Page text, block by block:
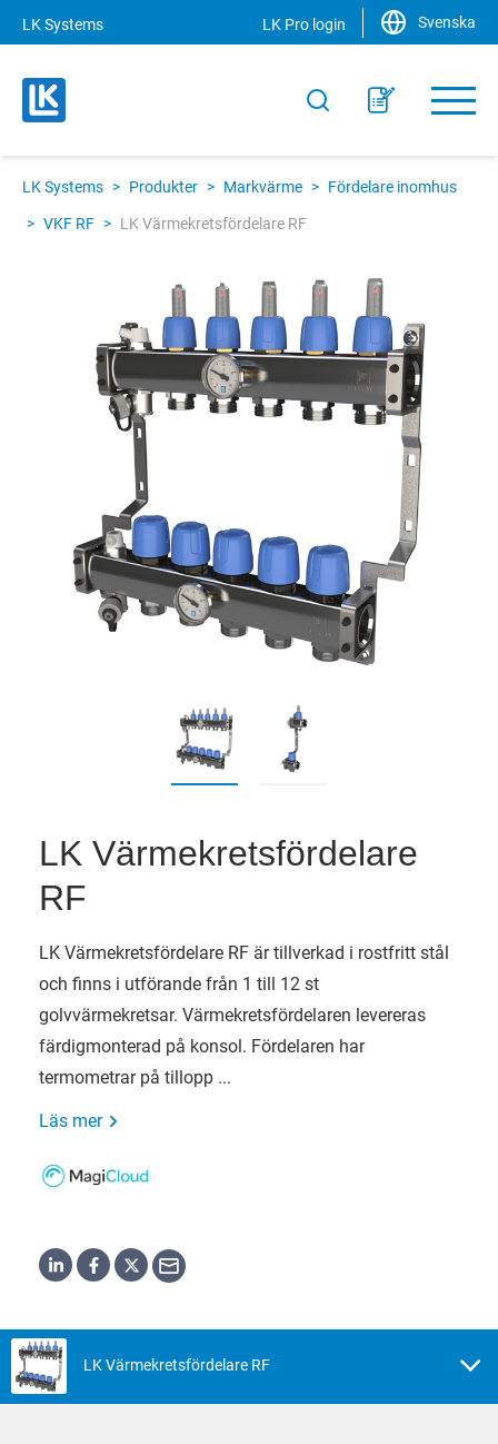
LK Systems LK Pro login Svenska
LK Systems > Produkter > Markvärme > Fördelare inomhus
> VKF RF > LK Värmekretsfördelare RF
LK Värmekretsfördelare
RF
LK Värmekretsfördelare RF är tillverkad i rostfritt stål
och finns i utförande från 1 till 12 st
golvvärmekretsar. Värmekretsfördelaren levereras
färdigmonterad på konsol. Fördelaren har
termometrar på tillopp ...
Läs mer
LK Värmekretsfördelare RF